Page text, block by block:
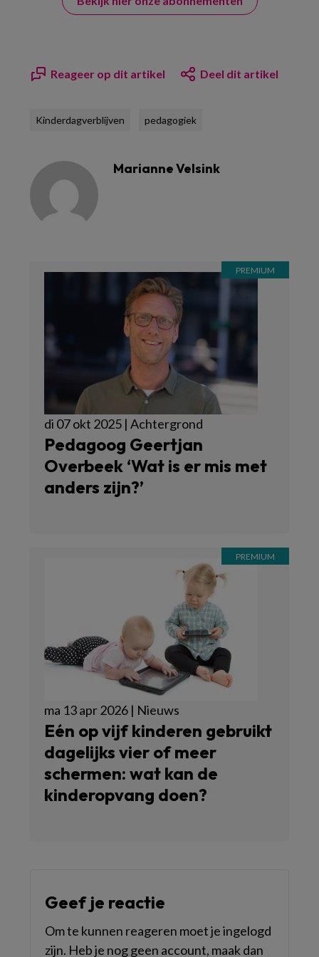
Reageer op dit artikel Deel dit artikel
Kinderdagverblijven pedagogiek
Marianne Velsink
di 07 okt 2025 | Achtergrond
Pedagoog Geertjan
Overbeek ‘Wat is er mis met
anders zijn?’
ma 13 apr 2026 | Nieuws
Eén op vijf kinderen gebruikt
dagelijks vier of meer
schermen: wat kan de
kinderopvang doen?
Geef je reactie
Om te kunnen reageren moet je ingelogd
zijn. Heb je nog geen account, maak dan